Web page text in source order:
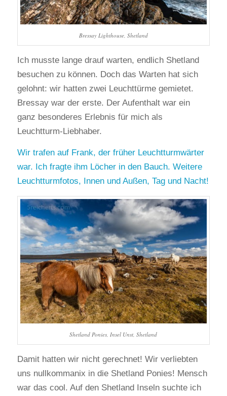
Bressay Lighthouse, Shetland
Ich musste lange drauf warten, endlich Shetland
besuchen zu können. Doch das Warten hat sich
gelohnt: wir hatten zwei Leuchttürme gemietet.
Bressay war der erste. Der Aufenthalt war ein
ganz besonderes Erlebnis für mich als
Leuchtturm-Liebhaber.
Wir trafen auf Frank, der früher Leuchtturmwärter
war. Ich fragte ihm Löcher in den Bauch. Weitere
Leuchtturmfotos, Innen und Außen, Tag und Nacht!
Shetland Ponies, Insel Unst, Shetland
Damit hatten wir nicht gerechnet! Wir verliebten
uns nullkommanix in die Shetland Ponies! Mensch
war das cool. Auf den Shetland Inseln suchte ich